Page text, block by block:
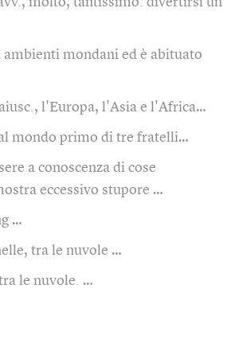
ambienti mondani ed è abituato
l'Europa, l'Asia e l'Africa…
mondo primo di tre fratelli…
a conoscenza di cose
eccessivo stupore …
…
tra le nuvole …
le nuvole. …